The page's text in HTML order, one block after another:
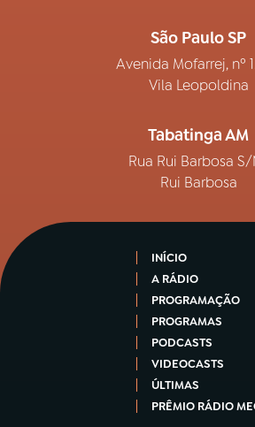
São Paulo SP
Avenida Mofarrej, nº
Vila Leopoldina
Tabatinga AM
Rua Rui Barbosa S/
Rui Barbosa
INÍCIO
A RÁDIO
PROGRAMAÇÃO
PROGRAMAS
PODCASTS
VIDEOCASTS
ÚLTIMAS
PRÊMIO RÁDIO